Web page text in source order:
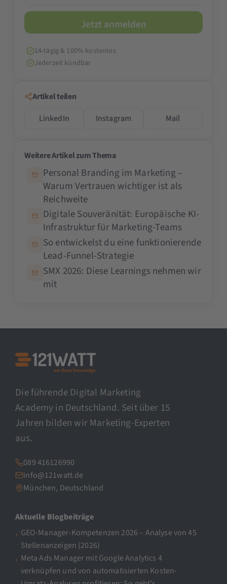
14-tägig & 100% kostenlos
Jederzeit kündbar
Artikel teilen
LinkedIn
Instagram Mail
Weitere Artikel zum Thema
Personal Branding im Marketing –
Warum Vertrauen wichtiger ist als
Reichweite
Digitale Souveränität: Europäische KI-
Infrastruktur für Marketing-Teams
So entwickelst du eine funktionierende
Lead-Funnel-Strategie
SMX 2026: Diese Learnings nehmen wir
mit
Die führende Digital Marketing
Academy in Deutschland. Seit über 15
Jahren bilden wir Marketing-Experten
aus.
089 416126990
info@121watt.de
München, Deutschland
Aktuelle Blogbeiträge
GEO-Manager-Kompetenzen 2026 – Analyse von 45
Stellenanzeigen (2026)
Meta Ads Manager mit Google Analytics 4
verknüpfen und von automatisierten Kosten-